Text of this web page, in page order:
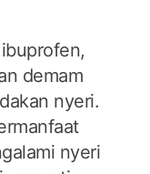
demam
nyeri.
nyeri